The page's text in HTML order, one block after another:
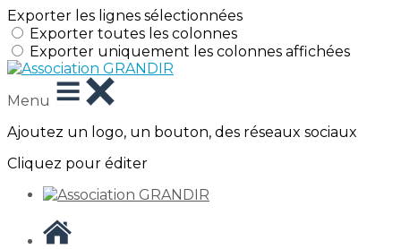
Exporter les lignes sélectionnées
Exporter toutes les colonnes
Exporter uniquement les colonnes affichées
Menu
Ajoutez un logo, un bouton, des réseaux sociaux
Cliquez pour éditer